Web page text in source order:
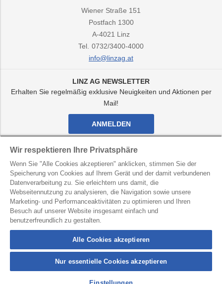
Wiener Straße 151
Postfach 1300
A-4021 Linz
Tel. 0732/3400-4000
info@linzag.at
LINZ AG NEWSLETTER
Erhalten Sie regelmäßig exklusive Neuigkeiten und Aktionen per
Mail!
ANMELDEN
Facebook
von
LINZ
AG
Twitter
Kanal
von
LINZ
AG
Youtube
von
LINZ
AG
von
LINZ
AG
LINZ AG für Energie, Telekommunikation, Verkehr und
Kommunale Dienste
Kontakt Datenschutz
Barrierefreiheit
Impressum
connection
Wir respektieren Ihre Privatsphäre
Wenn Sie "Alle Cookies akzeptieren" anklicken, stimmen Sie der
Speicherung von Cookies auf Ihrem Gerät und der damit verbundenen
Datenverarbeitung zu. Sie erleichtern uns damit, die
Webseitennutzung zu analysieren, die Navigation sowie unsere
Marketing- und Performanceaktivitäten zu optimieren und Ihren
Besuch auf unserer Website insgesamt einfach und
benutzerfreundlich zu gestalten.
Alle Cookies akzeptieren
Nur essentielle Cookies akzeptieren